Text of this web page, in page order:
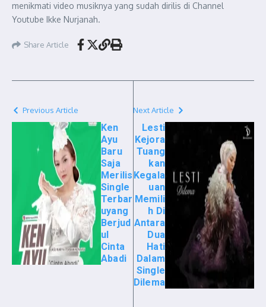
menikmati video musiknya yang sudah dirilis di Channel
Youtube Ikke Nurjanah.
Share Article
Previous Article
Ken
Ayu
Baru
Saja
Merilis
Single
Terbar
uyang
Berjud
ul
Cinta
Abadi
Next Article
Lesti
Kejora
Tuang
kan
Kegala
uan
Memili
h Di
Antara
Dua
Hati
Dalam
Single
Dilema